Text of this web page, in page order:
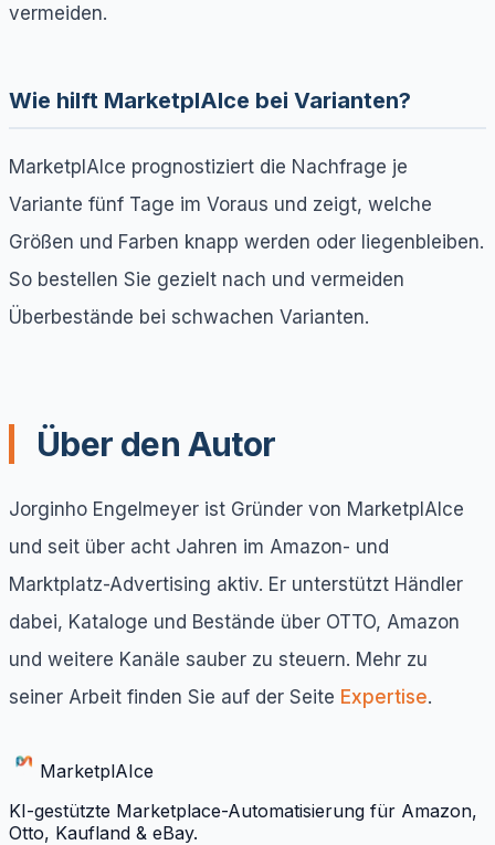
vermeiden.
Wie hilft MarketplAIce bei Varianten?
MarketplAIce prognostiziert die Nachfrage je
Variante fünf Tage im Voraus und zeigt, welche
Größen und Farben knapp werden oder liegenbleiben.
So bestellen Sie gezielt nach und vermeiden
Überbestände bei schwachen Varianten.
Über den Autor
Jorginho Engelmeyer ist Gründer von MarketplAIce
und seit über acht Jahren im Amazon- und
Marktplatz-Advertising aktiv. Er unterstützt Händler
dabei, Kataloge und Bestände über OTTO, Amazon
und weitere Kanäle sauber zu steuern. Mehr zu
seiner Arbeit finden Sie auf der Seite Expertise.
MarketplAIce
KI-gestützte Marketplace-Automatisierung für Amazon,
Otto, Kaufland & eBay.